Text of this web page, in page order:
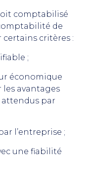
comptabilisé
de
certains critères :
;
économique
avantages
par
l’entreprise ;
une fiabilité